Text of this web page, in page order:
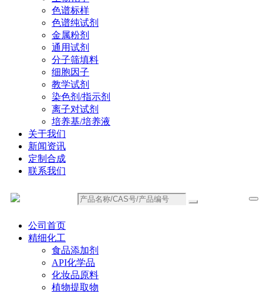
色谱标样
色谱纯试剂
金属粉剂
通用试剂
分子筛填料
细胞因子
教学试剂
染色剂/指示剂
离子对试剂
培养基/培养液
关于我们
新闻资讯
定制合成
联系我们
公司首页
精细化工
食品添加剂
API化学品
化妆品原料
植物提取物